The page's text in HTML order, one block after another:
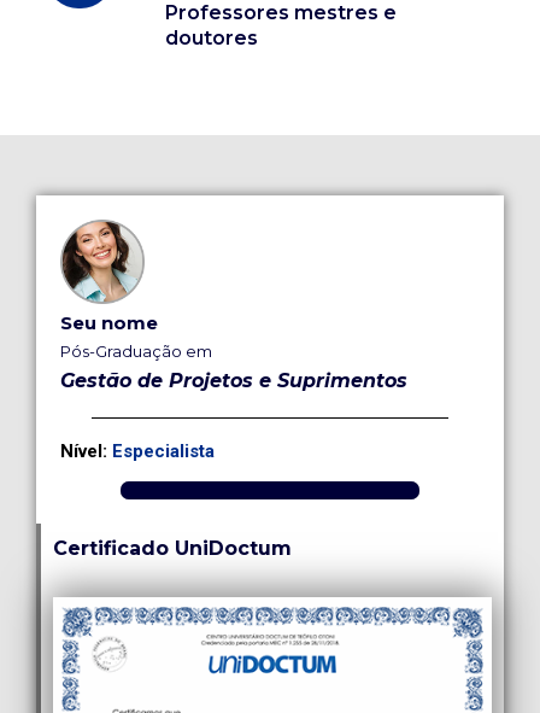
Professores mestres e
doutores
Seu nome
Pós-Graduação em
Gestão de Projetos e Suprimentos
Nível: Especialista
Certificado UniDoctum